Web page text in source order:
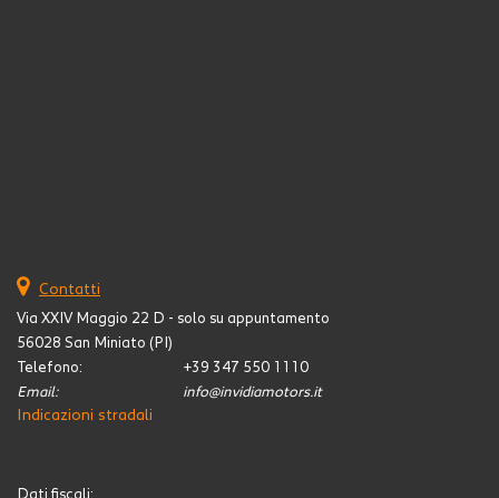
Contatti
Via XXIV Maggio 22 D - solo su appuntamento
56028 San Miniato (PI)
Telefono:
+39 347 550 1110
Email:
info@invidiamotors.it
Indicazioni stradali
Dati fiscali: